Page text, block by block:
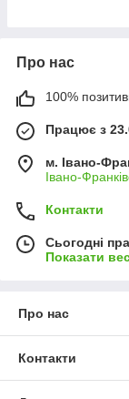
Про нас
100%
Працює з
м. Івано-
Івано-
Контакти
Сьогодні
Показати
Про нас
Контакти